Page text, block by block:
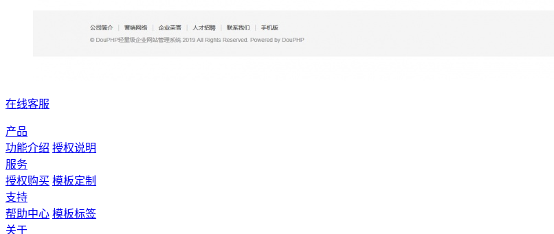
在线客服
产品
功能介绍 授权说明
服务
授权购买 模板定制
支持
帮助中心 模板标签
关于